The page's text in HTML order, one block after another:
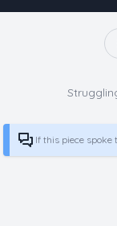
If this piece spoke